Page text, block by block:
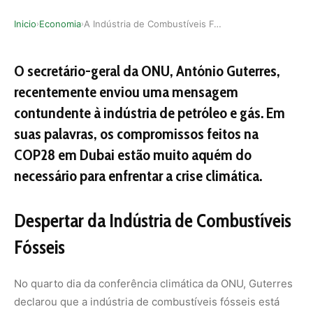
Inicio›Economia› A Indústria de Combustíveis Fósseis e a Crise C…
O secretário-geral da ONU, António Guterres,
recentemente enviou uma mensagem
contundente à indústria de petróleo e gás. Em
suas palavras, os compromissos feitos na
COP28 em Dubai estão muito aquém do
necessário para enfrentar a crise climática.
Despertar da Indústria de Combustíveis
Fósseis
No quarto dia da conferência climática da ONU, Guterres
declarou que a indústria de combustíveis fósseis está